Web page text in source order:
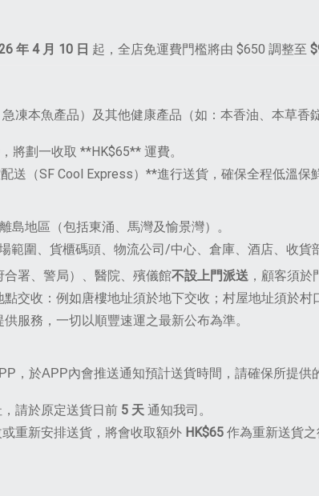
年 4 月 10 日 起，全店免運費門檻將由 $650 調整至
凍本魚產品）及其他健康產品（如：本香油、本草香
將劃一收取 **HK$65** 運費。
送（SF Cool Express）**進行送貨，確保全程低溫保鮮
島地區（包括東涌、馬灣及愉景灣）。
範圍、貨櫃碼頭、物流公司/中心、倉庫、酒店、收貨
署、警局）、醫院、殯儀館不設上門派送 ，顧客須於
交收：例如唐樓地址須於地下交收；村屋地址須於村
服務，一切以順豐速運之最新公布為準。
，於APP內會推送通知預計送貨時間，請確保所提
請於原定送貨日前 5 天 通知我司。
重新安排送貨，將會收取額外 HK$65 作為重新送貨之